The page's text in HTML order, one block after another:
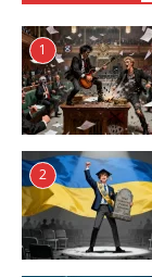
1
2